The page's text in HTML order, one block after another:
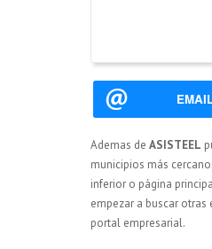
Ademas de ASISTEEL
municipios más
inferior o página
empezar a buscar otras
portal empresarial.